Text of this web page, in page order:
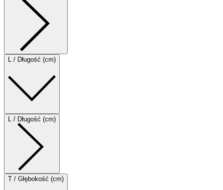
L / Długość (cm)
L / Długość (cm)
T / Głębokość (cm)